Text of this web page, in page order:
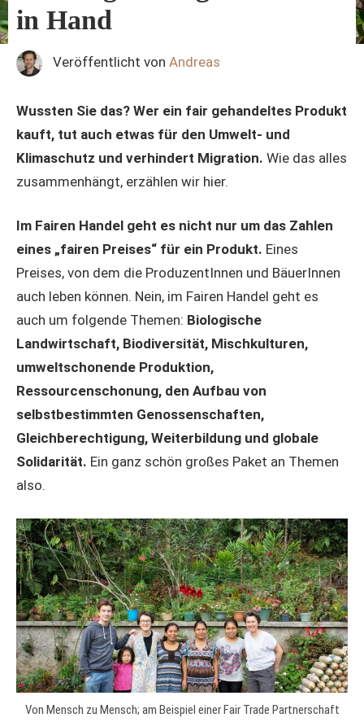
in Hand
Veröffentlicht von Andreas
Wussten Sie das? Wer ein fair gehandeltes Produkt
kauft, tut auch etwas für den Umwelt- und
Klimaschutz und verhindert Migration. Wie das alles
zusammenhängt, erzählen wir hier.
Im Fairen Handel geht es nicht nur um das Zahlen
eines „fairen Preises“ für ein Produkt. Eines
Preises, von dem die ProduzentInnen und BäuerInnen
auch leben können. Nein, im Fairen Handel geht es
auch um folgende Themen: Biologische
Landwirtschaft, Biodiversität, Mischkulturen,
umweltschonende Produktion,
Ressourcenschonung, den Aufbau von
selbstbestimmten Genossenschaften,
Gleichberechtigung, Weiterbildung und globale
Solidarität. Ein ganz schön großes Paket an Themen
also.
Von Mensch zu Mensch; am Beispiel einer Fair Trade Partnerschaft